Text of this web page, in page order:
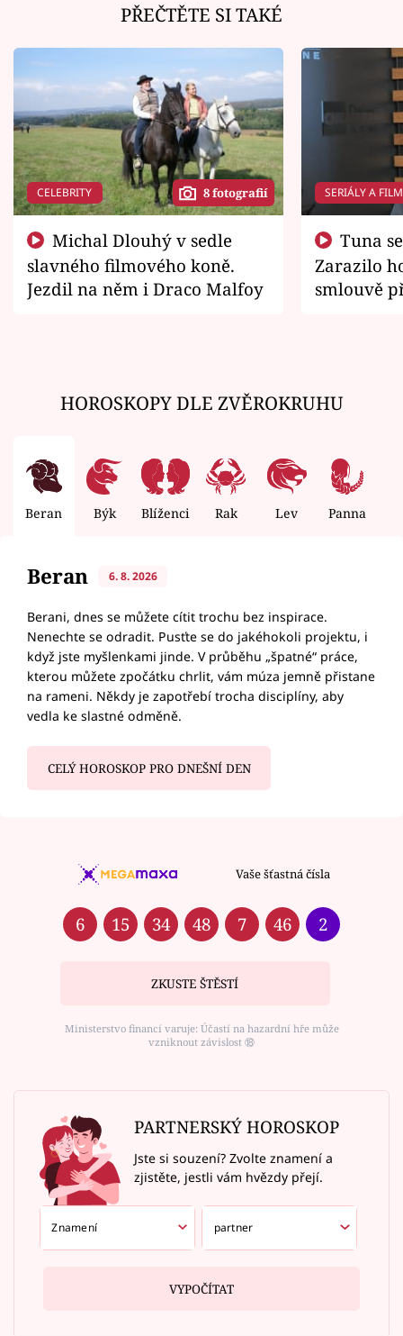
PŘEČTĚTE SI TAKÉ
CELEBRITY 8 fotografií
slavného filmového koně.
Jezdil na něm i Draco Malfoy
SERIÁLY A
Zarazilo
smlouvě
HOROSKOPY DLE ZVĚROKRUHU
Beran Býk Blíženci Rak Lev Panna
Beran 6. 8. 2026
Berani, dnes se můžete cítit trochu bez inspirace.
Nenechte se odradit. Pusťte se do jakéhokoli projektu, i
když jste myšlenkami jinde. V průběhu „špatné“ práce,
kterou můžete zpočátku chrlit, vám múza jemně přistane
na rameni. Někdy je zapotřebí trocha disciplíny, aby
vedla ke slastné odměně.
CELÝ HOROSKOP PRO DNEŠNÍ DEN
Vaše šťastná čísla
6 15 34 48 7 46 2
ZKUSTE ŠTĚSTÍ
Ministerstvo financí varuje: Účastí na hazardní hře může
vzniknout závislost ⑱
PARTNERSKÝ HOROSKOP
Jste si souzení? Zvolte znamení a
zjistěte, jestli vám hvězdy přejí.
VYPOČÍTAT